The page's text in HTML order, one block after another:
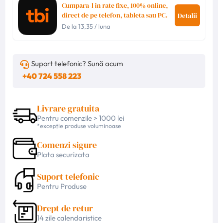
Cumpara-l in rate fixe, 100% online,
direct de pe telefon, tableta sau PC.
De la13,35/ luna
Detalii
Suport telefonic? Sună acum
+40 724 558 223
Livrare gratuita
Pentru comenzile > 1000 lei
*excepție produse voluminoase
Comenzi sigure
Plata securizata
Suport telefonic
Pentru Produse
Drept de retur
14 zile calendaristice